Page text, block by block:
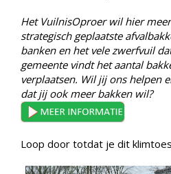
Het VuilnisOproer wil hier
strategisch geplaatste
banken en het vele zwerfvuil
gemeente vindt het aantal
verplaatsen. Wil jij ons helpen
dat jij ook meer bakken wil?
Loop door totdat je dit